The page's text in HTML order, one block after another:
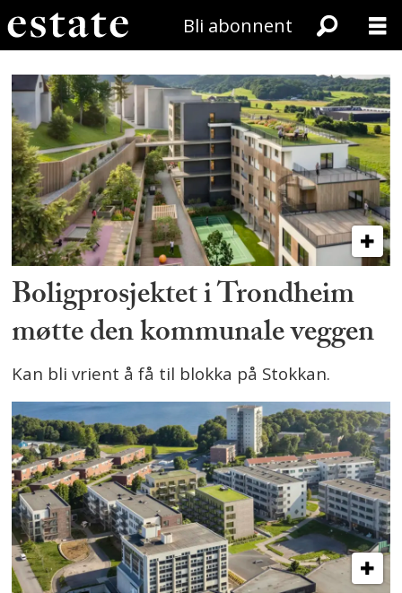
Bli abonnent
Tag:
rett_hjem_bolig
Boligprosjektet i Trondheim
møtte den kommunale veggen
Kan bli vrient å få til blokka på Stokkan.